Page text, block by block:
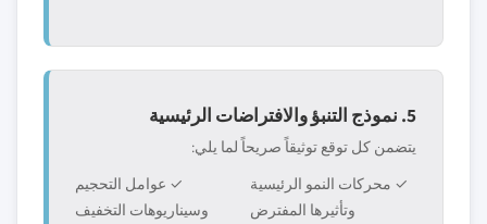
5. نموذج التنبؤ والافتراضات الرئيسية
يتضمن كل توقع توثيقاً صريحاً لما يلي:
✓ محركات النمو الرئيسية
وتأثيرها المفترض
✓ عوامل التحجيم
وسيناريوهات التخفيف